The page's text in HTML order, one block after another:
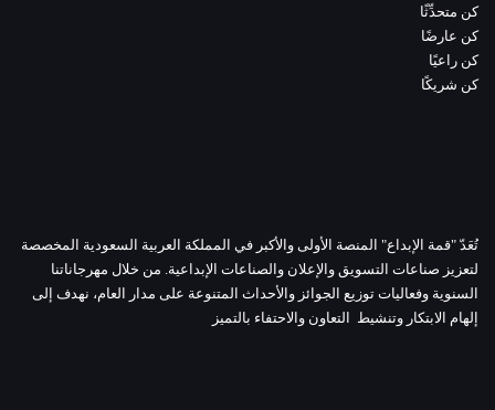
كن متحدِّثًا
كن عارضًا
كن راعيًا
كن شريكًا
تُعَدّ "قمة الإبداع" المنصة الأولى والأكبر في المملكة العربية السعودية المخصصة
لتعزيز صناعات التسويق والإعلان والصناعات الإبداعية. من خلال مهرجاناتنا
السنوية وفعاليات توزيع الجوائز والأحداث المتنوعة على مدار العام، نهدف إلى
إلهام الابتكار وتنشيط التعاون والاحتفاء بالتميز